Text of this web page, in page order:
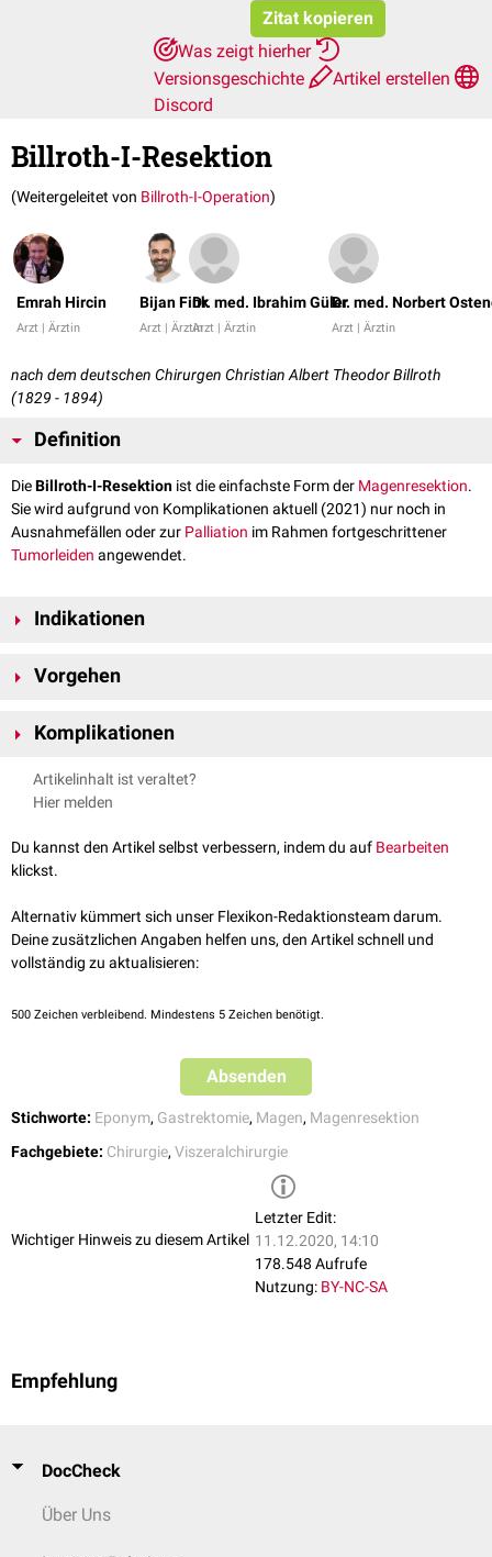
Zitat kopieren
Was zeigt hierher
Versionsgeschichte
Artikel erstellen
Discord
Billroth-I-Resektion
(Weitergeleitet von Billroth-I-Operation)
Emrah Hircin
Arzt | Ärztin
Bijan Fink
Arzt | Ärztin
Dr. med. Ibrahim Güler
Arzt | Ärztin
Dr. med. Norbert
Arzt | Ärztin
nach dem deutschen Chirurgen Christian Albert Theodor Billroth
(1829 - 1894)
Definition
DieBillroth-I-Resektion ist die einfachste Form der Magenresektion.
Sie wird aufgrund von Komplikationen aktuell (2021) nur noch in
Ausnahmefällen oder zur Palliation im Rahmen fortgeschrittener
Tumorleiden angewendet.
Indikationen
Gastroduodenale Ulkuskrankheit
Vorgehen
mit demDuodenumstumpf
Die Passage der Nahrung durch das Duodenum wird also erhalten.
Komplikationen
Neben einem Dumping-Syndrom
Billroth-I-Resektion
gastroduodenale Ulkuskrankheit und eine Refluxkrankheit
Artikelinhalt ist veraltet?
Hier melden
Du kannst den Artikel selbst verbessern, indem du auf Bearbeiten
klickst.
Alternativ kümmert sich unser Flexikon-Redaktionsteam darum.
Deine zusätzlichen Angaben helfen uns, den Artikel schnell und
vollständig zu aktualisieren:
500 Zeichen verbleibend. Mindestens 5 Zeichen benötigt.
Absenden
Stichworte: Eponym, Gastrektomie, Magen, Magenresektion
Fachgebiete: Chirurgie, Viszeralchirurgie
Wichtiger Hinweis zu diesem Artikel
Letzter Edit:
11.12.2020, 14:10
178.548 Aufrufe
Nutzung: BY-NC-SA
Empfehlung
DocCheck
Über Uns